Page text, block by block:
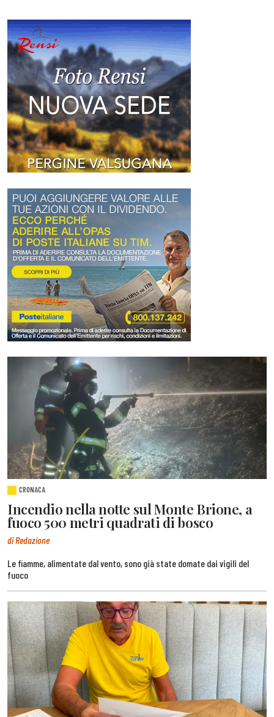
CRONACA
Incendio nella notte sul Monte Brione, a
fuoco 500 metri quadrati di bosco
di Redazione
Le fiamme, alimentate dal vento, sono già state domate dai vigili del
fuoco